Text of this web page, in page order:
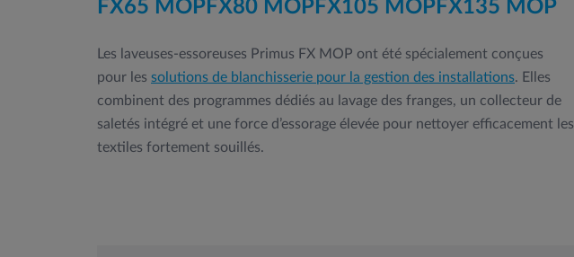
FX65 MOP FX80 MOP FX105 MOP FX135 MOP
Les laveuses-essoreuses Primus FX MOP ont été spécialement conçues
pour les solutions de blanchisserie pour la gestion des installations. Elles
combinent des programmes dédiés au lavage des franges, un collecteur de
saletés intégré et une force d’essorage élevée pour nettoyer efficacement les
textiles fortement souillés.